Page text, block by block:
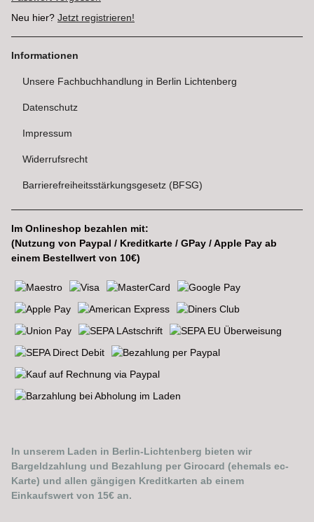
Neu hier? Jetzt registrieren!
Informationen
Unsere Fachbuchhandlung in Berlin Lichtenberg
Datenschutz
Impressum
Widerrufsrecht
Barrierefreiheitsstärkungsgesetz (BFSG)
Im Onlineshop bezahlen mit:
(Nutzung von Paypal / Kreditkarte / GPay / Apple Pay ab
einem Bestellwert von 10€)
In unserem Laden in Berlin-Lichtenberg bieten wir
Bargeldzahlung und Bezahlung per Girocard (ehemals ec-
Karte) und allen gängigen Kreditkarten ab einem
Einkaufswert von 15€ an.